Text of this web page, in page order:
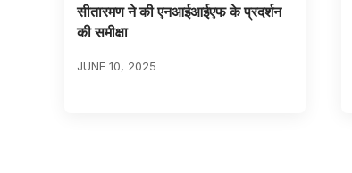
सीतारमण ने की एनआईआईएफ के प्रदर्शन
की समीक्षा
JUNE 10, 2025